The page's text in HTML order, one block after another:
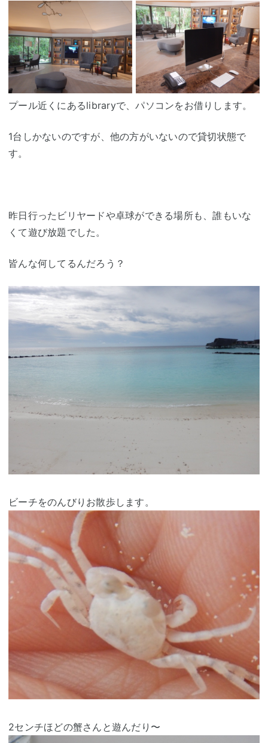
プール近くにあるlibraryで、パソコンをお借りします。
1台しかないのですが、他の方がいないので貸切状態で
す。
昨日行ったビリヤードや卓球ができる場所も、誰もいな
くて遊び放題でした。
皆んな何してるんだろう？
ビーチをのんびりお散歩します。
2センチほどの蟹さんと遊んだり〜